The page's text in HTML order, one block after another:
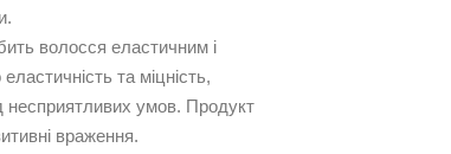
волосся еластичним і
та міцність,
несприятливих умов. Продукт
враження.